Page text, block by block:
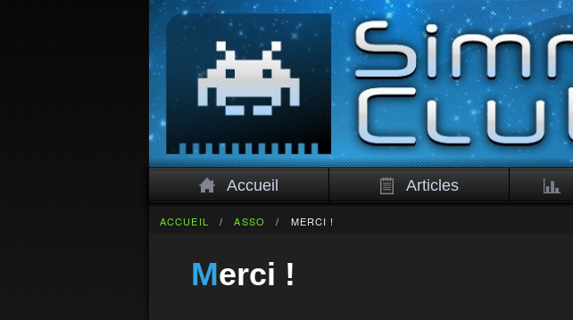
Accueil Articles
ACCUEIL /ASSO / MERCI !
Merci !